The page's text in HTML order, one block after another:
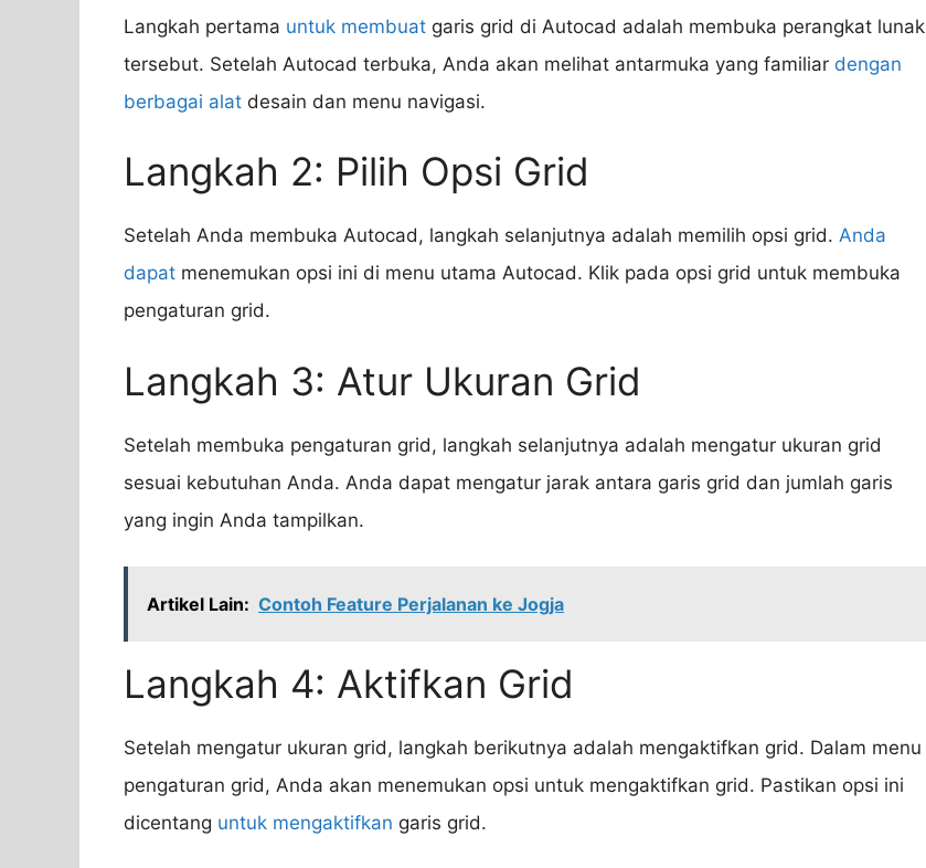
Langkah pertama untuk membuat garis grid di Autocad adalah membuka perangkat lunak
tersebut. Setelah Autocad terbuka, Anda akan melihat antarmuka yang familiar dengan
berbagai alat desain dan menu navigasi.
Langkah 2: Pilih Opsi Grid
Setelah Anda membuka Autocad, langkah selanjutnya adalah memilih opsi grid. Anda
dapat menemukan opsi ini di menu utama Autocad. Klik pada opsi grid untuk membuka
pengaturan grid.
Langkah 3: Atur Ukuran Grid
Setelah membuka pengaturan grid, langkah selanjutnya adalah mengatur ukuran grid
sesuai kebutuhan Anda. Anda dapat mengatur jarak antara garis grid dan jumlah garis
yang ingin Anda tampilkan.
Artikel Lain: Contoh Feature Perjalanan ke Jogja
Langkah 4: Aktifkan Grid
Setelah mengatur ukuran grid, langkah berikutnya adalah mengaktifkan grid. Dalam menu
pengaturan grid, Anda akan menemukan opsi untuk mengaktifkan grid. Pastikan opsi ini
dicentang untuk mengaktifkan garis grid.